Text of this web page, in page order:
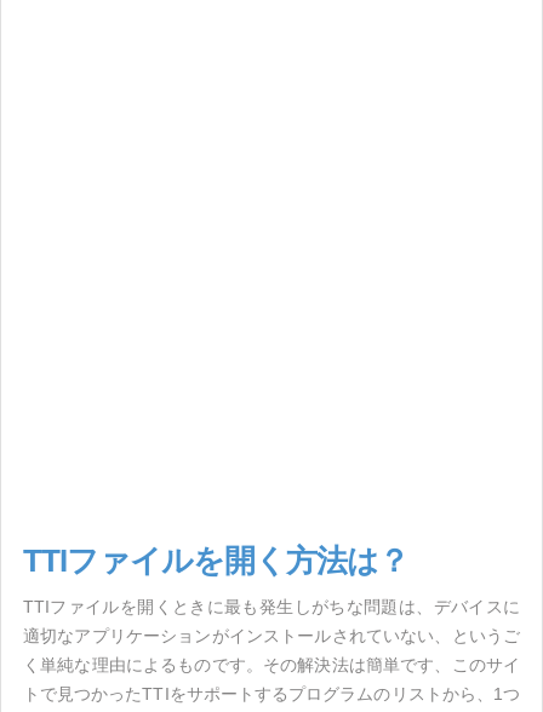
TTIファイルを開く方法は？
TTIファイルを開くときに最も発生しがちな問題は、デバイスに
適切なアプリケーションがインストールされていない、というご
く単純な理由によるものです。その解決法は簡単です、このサイ
トで見つかったTTIをサポートするプログラムのリストから、1つ